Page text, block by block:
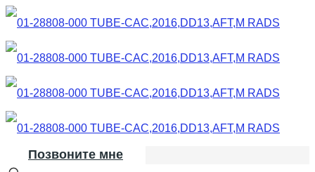
Позвоните мне